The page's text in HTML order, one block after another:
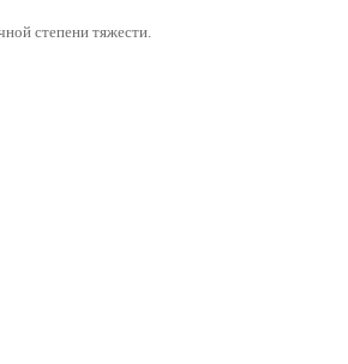
степени тяжести.